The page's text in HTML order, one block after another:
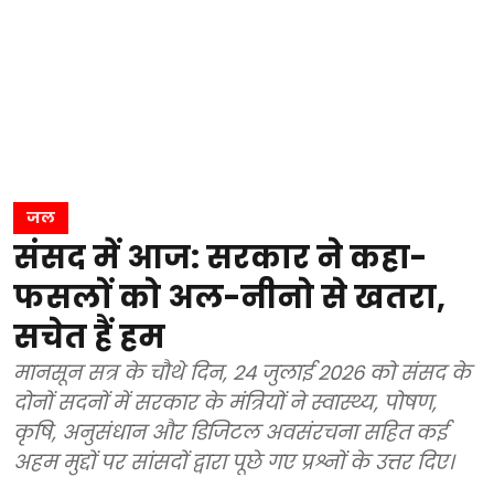
जल
संसद में आज: सरकार ने कहा-
फसलों को अल-नीनो से खतरा,
सचेत हैं हम
मानसून सत्र के चौथे दिन, 24 जुलाई 2026 को संसद के
दोनों सदनों में सरकार के मंत्रियों ने स्वास्थ्य, पोषण,
कृषि, अनुसंधान और डिजिटल अवसंरचना सहित कई
अहम मुद्दों पर सांसदों द्वारा पूछे गए प्रश्नों के उत्तर दिए।